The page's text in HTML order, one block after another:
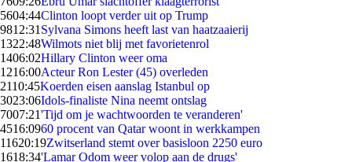
5604:44Clinton loopt verder uit op Trump
9812:31 Sylvana Simons heeft last van haatzaaierij
1322:48Wilmots niet blij met favorietenrol
1406:02Hillary Clinton weer oma
1216:00Acteur Ron Lester (45) overleden
2110:45Koerden eisen aanslag Istanbul op
3023:06Idols-finaliste Nina neemt ontslag
7007:21'Tijd om je wachtwoorden te veranderen'
4516:0960 procent van Qatar woont in werkkampen
11620:19Zwitserland stemt over basisloon 2250 euro
1618:34'Lamar Odom weer volop aan de drugs'